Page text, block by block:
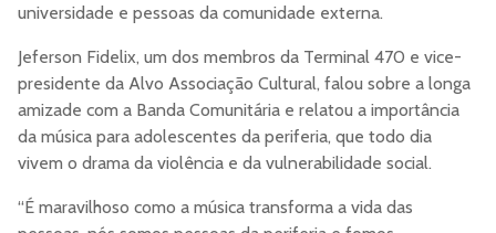
universidade e pessoas da comunidade externa.
Jeferson Fidelix, um dos membros da Terminal 470 e vice-
presidente da Alvo Associação Cultural, falou sobre a longa
amizade com a Banda Comunitária e relatou a importância
da música para adolescentes da periferia, que todo dia
vivem o drama da violência e da vulnerabilidade social.
“É maravilhoso como a música transforma a vida das